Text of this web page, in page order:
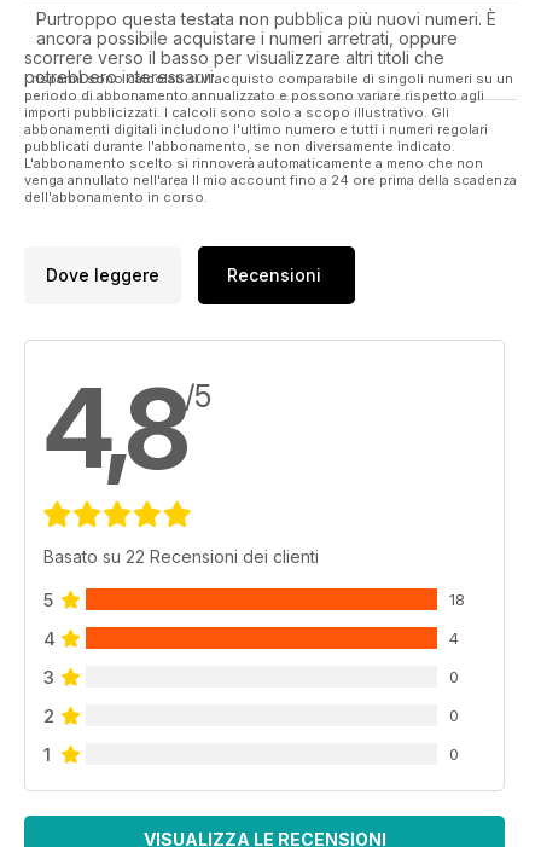
Purtroppo questa testata non pubblica più nuovi numeri. È
ancora possibile acquistare i numeri arretrati, oppure
scorrere verso il basso per visualizzare altri titoli che
potrebbero interessarvi.
I risparmi sono calcolati sull'acquisto comparabile di singoli numeri su un
periodo di abbonamento annualizzato e possono variare rispetto agli
importi pubblicizzati. I calcoli sono solo a scopo illustrativo. Gli
abbonamenti digitali includono l'ultimo numero e tutti i numeri regolari
pubblicati durante l'abbonamento, se non diversamente indicato.
L'abbonamento scelto si rinnoverà automaticamente a meno che non
venga annullato nell'area Il mio account fino a 24 ore prima della scadenza
dell'abbonamento in corso.
Dove leggere Recensioni
4,8/5
Basato su 22 Recensioni dei clienti
5 18
4 4
3 0
2 0
1 0
VISUALIZZA LE RECENSIONI